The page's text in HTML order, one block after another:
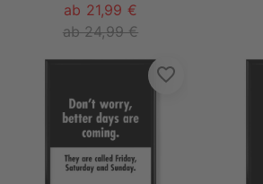
ab 21,99 €
ab 24,99 €